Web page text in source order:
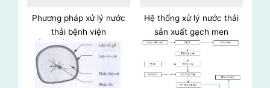
Phương pháp xử lý nước
thải bệnh viện
Hệ thống xử lý nước thải
sản xuất gạch men